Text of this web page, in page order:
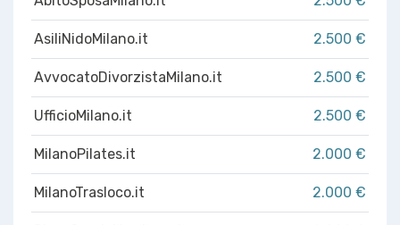
AsiliNidoMilano.it 2.500 €
AvvocatoDivorzistaMilano.it 2.500 €
UfficioMilano.it 2.500 €
MilanoPilates.it 2.000 €
MilanoTrasloco.it 2.000 €